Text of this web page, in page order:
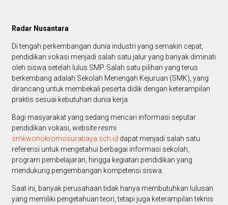
Radar Nusantara
Di tengah perkembangan dunia industri yang semakin cepat,
pendidikan vokasi menjadi salah satu jalur yang banyak diminati
oleh siswa setelah lulus SMP. Salah satu pilihan yang terus
berkembang adalah Sekolah Menengah Kejuruan (SMK), yang
dirancang untuk membekali peserta didik dengan keterampilan
praktis sesuai kebutuhan dunia kerja.
Bagi masyarakat yang sedang mencari informasi seputar
pendidikan vokasi, website resmi
smkwonokromosurabaya.sch.id dapat menjadi salah satu
referensi untuk mengetahui berbagai informasi sekolah,
program pembelajaran, hingga kegiatan pendidikan yang
mendukung pengembangan kompetensi siswa.
Saat ini, banyak perusahaan tidak hanya membutuhkan lulusan
yang memiliki pengetahuan teori, tetapi juga keterampilan teknis